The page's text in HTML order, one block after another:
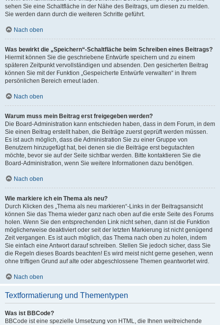
sehen Sie eine Schaltfläche in der Nähe des Beitrags, um diesen zu melden.
Sie werden dann durch die weiteren Schritte geführt.
Nach oben
Was bewirkt die „Speichern“-Schaltfläche beim Schreiben eines Beitrags?
Hiermit können Sie die geschriebene Entwürfe speichern und zu einem
späteren Zeitpunkt vervollständigen und absenden. Den gesicherten Beitrag
können Sie mit der Funktion „Gespeicherte Entwürfe verwalten“ in Ihrem
persönlichen Bereich erneut laden.
Nach oben
Warum muss mein Beitrag erst freigegeben werden?
Die Board-Administration kann entschieden haben, dass in dem Forum, in dem
Sie einen Beitrag erstellt haben, die Beiträge zuerst geprüft werden müssen.
Es ist auch möglich, dass die Administration Sie zu einer Gruppe von
Benutzern hinzugefügt hat, bei denen sie die Beiträge erst begutachten
möchte, bevor sie auf der Seite sichtbar werden. Bitte kontaktieren Sie die
Board-Administration, wenn Sie weitere Informationen dazu benötigen.
Nach oben
Wie markiere ich ein Thema als neu?
Durch Klicken des „Thema als neu markieren“-Links in der Beitragsansicht
können Sie das Thema wieder ganz nach oben auf die erste Seite des Forums
holen. Wenn Sie den entsprechenden Link nicht sehen, dann ist die Funktion
möglicherweise deaktiviert oder seit der letzten Markierung ist nicht genügend
Zeit vergangen. Es ist auch möglich, das Thema nach oben zu holen, indem
Sie einfach eine Antwort darauf schreiben. Stellen Sie jedoch sicher, dass Sie
die Regeln dieses Boards beachten! Es wird meist nicht gerne gesehen, wenn
ohne triftigen Grund auf alte oder abgeschlossene Themen geantwortet wird.
Nach oben
Textformatierung und Thementypen
Was ist BBCode?
BBCode ist eine spezielle Umsetzung von HTML, die Ihnen weitreichende